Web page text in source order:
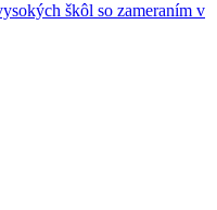
škôl so zameraním v